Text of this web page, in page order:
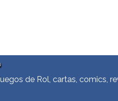
de Rol, cartas, comics,